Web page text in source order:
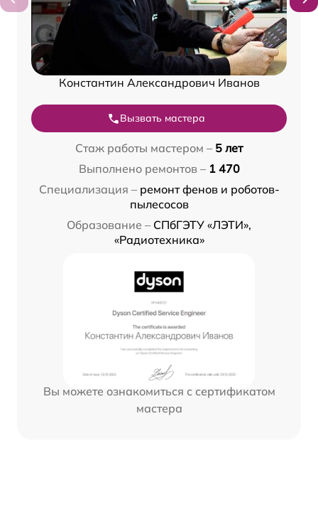
Константин Александрович Иванов
Вызвать мастера
Стаж работы мастером – 5 лет
Выполнено ремонтов – 1 470
Специализация – ремонт фенов и роботов-
пылесосов
Образование – СПбГЭТУ «ЛЭТИ»,
«Радиотехника»
Вы можете ознакомиться с сертификатом
мастера